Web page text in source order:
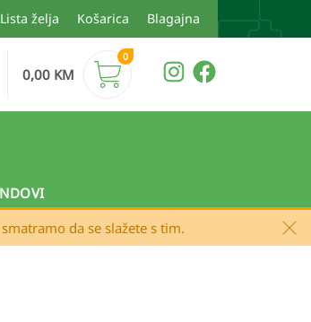
Lista želja Košarica Blagajna
0,00 KM
0
da se slažete s tim.